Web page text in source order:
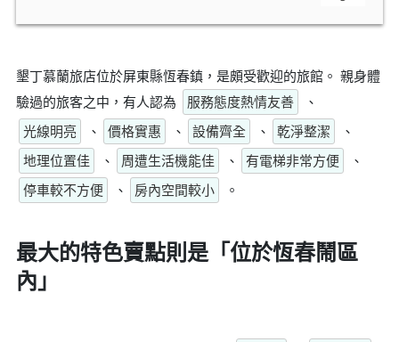
墾丁慕蘭旅店位於屏東縣恆春鎮，是頗受歡迎的旅館。 親身體
驗過的旅客之中，有人認為
服務態度熱情友善
、
光線明亮
、 價格實惠 、 設備齊全 、 乾淨整潔
、
地理位置佳
、 周遭生活機能佳 、 有電梯非常方便
、
停車較不方便
、 房內空間較小 。
最大的特色賣點則是「位於恆春鬧區
內」